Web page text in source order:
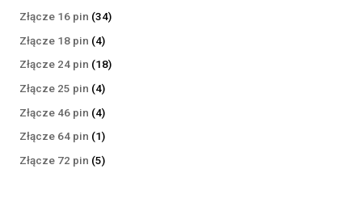
produkty
Złącze 16 pin 3434
Złącze 18 pin 44
produkty
Złącze 24 pin 1818
Złącze 25 pin 44
produkty
Złącze 46 pin 44
produkty
Złącze 64 pin 11
produkt
Złącze 72 pin 55